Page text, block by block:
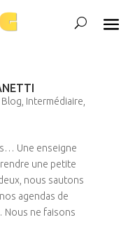
Blog Intermédiaire
Une enseigne
une petite
nous sautons
agendas de
Nous ne faisons